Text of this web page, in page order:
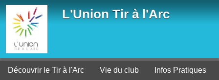
L'Union Tir à l'Arc
Découvrir le Tir à l'Arc Vie du club Infos Pratiques
Panneau de gestion des cookies